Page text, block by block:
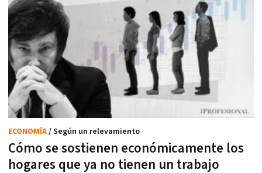
Cómo se sostienen económicamente los
hogares que ya no tienen un trabajo
ECONOMÍA/ Según un relevamiento